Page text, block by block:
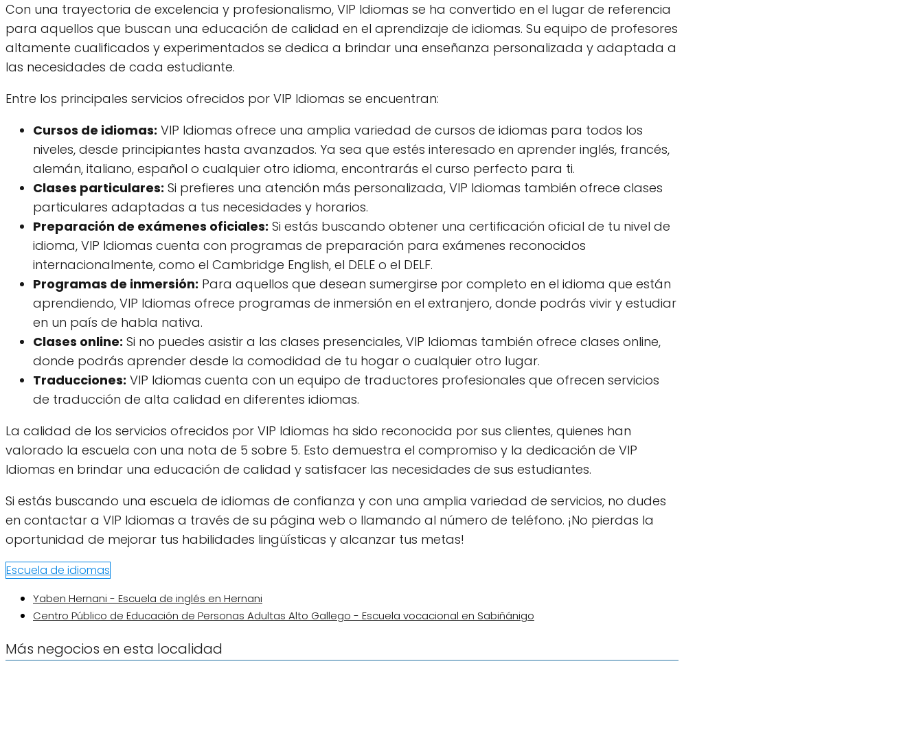
Con una trayectoria de excelencia y profesionalismo, VIP Idiomas se ha convertido en el lugar de referencia
para aquellos que buscan una educación de calidad en el aprendizaje de idiomas. Su equipo de profesores
altamente cualificados y experimentados se dedica a brindar una enseñanza personalizada y adaptada a
las necesidades de cada estudiante.
Entre los principales servicios ofrecidos por VIP Idiomas se encuentran:
Cursos de idiomas: VIP Idiomas ofrece una amplia variedad de cursos de idiomas para todos los
niveles, desde principiantes hasta avanzados. Ya sea que estés interesado en aprender inglés, francés,
alemán, italiano, español o cualquier otro idioma, encontrarás el curso perfecto para ti.
Clases particulares: Si prefieres una atención más personalizada, VIP Idiomas también ofrece clases
particulares adaptadas a tus necesidades y horarios.
Preparación de exámenes oficiales: Si estás buscando obtener una certificación oficial de tu nivel de
idioma, VIP Idiomas cuenta con programas de preparación para exámenes reconocidos
internacionalmente, como el Cambridge English, el DELE o el DELF.
Programas de inmersión: Para aquellos que desean sumergirse por completo en el idioma que están
aprendiendo, VIP Idiomas ofrece programas de inmersión en el extranjero, donde podrás vivir y estudiar
en un país de habla nativa.
Clases online: Si no puedes asistir a las clases presenciales, VIP Idiomas también ofrece clases online,
donde podrás aprender desde la comodidad de tu hogar o cualquier otro lugar.
Traducciones: VIP Idiomas cuenta con un equipo de traductores profesionales que ofrecen servicios
de traducción de alta calidad en diferentes idiomas.
La calidad de los servicios ofrecidos por VIP Idiomas ha sido reconocida por sus clientes, quienes han
valorado la escuela con una nota de 5 sobre 5. Esto demuestra el compromiso y la dedicación de VIP
Idiomas en brindar una educación de calidad y satisfacer las necesidades de sus estudiantes.
Si estás buscando una escuela de idiomas de confianza y con una amplia variedad de servicios, no dudes
en contactar a VIP Idiomas a través de su página web o llamando al número de teléfono. ¡No pierdas la
oportunidad de mejorar tus habilidades lingüísticas y alcanzar tus metas!
Escuela de idiomas
Yaben Hernani - Escuela de inglés en Hernani
Centro Público de Educación de Personas Adultas Alto Gallego - Escuela vocacional en Sabiñánigo
Más negocios en esta localidad